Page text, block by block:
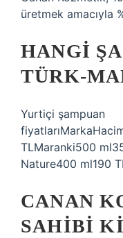
üretmek amacıyla
HANGI
TÜRK-
Yurtiçi şampuan
TLMaranki500
Nature400 ml190
CANAN
SAHIBI